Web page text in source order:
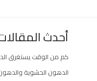
أحدث
كم من الوقت يستغرق
الدهون الحشوية